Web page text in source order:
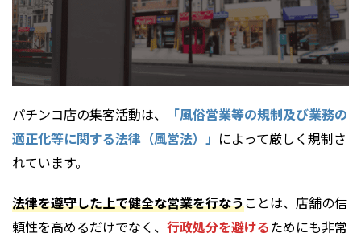
パチンコ店の集客活動は、
「風俗営業等の規制及び業務の
適正化等に関する法律（風営法）」 によって厳しく規制さ
れています。
法律を遵守した上で健全な営業を行なうことは、店舗の信
頼性を高めるだけでなく、 行政処分を避けるためにも非常